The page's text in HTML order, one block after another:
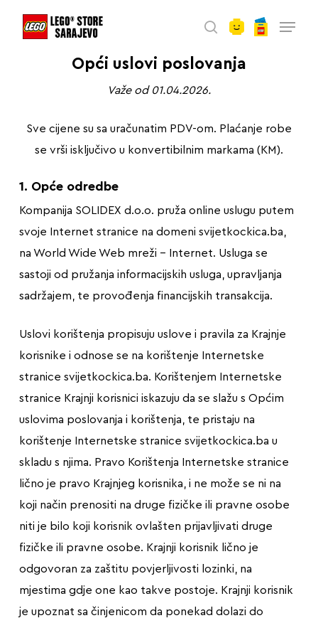
search
Opći uslovi poslovanja
Važe od 01.04.2026.
Sve cijene su sa uračunatim PDV-om. Plaćanje robe
se vrši isključivo u konvertibilnim markama (KM).
1. Opće odredbe
Kompanija SOLIDEX d.o.o. pruža online uslugu putem
svoje Internet stranice na domeni svijetkockica.ba,
na World Wide Web mreži – Internet. Usluga se
sastoji od pružanja informacijskih usluga, upravljanja
sadržajem, te provođenja financijskih transakcija.
Uslovi korištenja propisuju uslove i pravila za Krajnje
korisnike i odnose se na korištenje Internetske
stranice svijetkockica.ba. Korištenjem Internetske
stranice Krajnji korisnici iskazuju da se slažu s Općim
uslovima poslovanja i korištenja, te pristaju na
korištenje Internetske stranice svijetkockica.ba u
skladu s njima. Pravo Korištenja Internetske stranice
lično je pravo Krajnjeg korisnika, i ne može se ni na
koji način prenositi na druge fizičke ili pravne osobe
niti je bilo koji korisnik ovlašten prijavljivati druge
fizičke ili pravne osobe. Krajnji korisnik lično je
odgovoran za zaštitu povjerljivosti lozinki, na
mjestima gdje one kao takve postoje. Krajnji korisnik
je upoznat sa činjenicom da ponekad dolazi do